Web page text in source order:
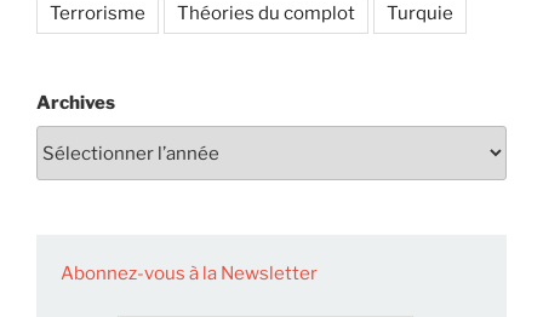
Terrorisme Théories du complot Turquie
Archives
Abonnez-vous à la Newsletter